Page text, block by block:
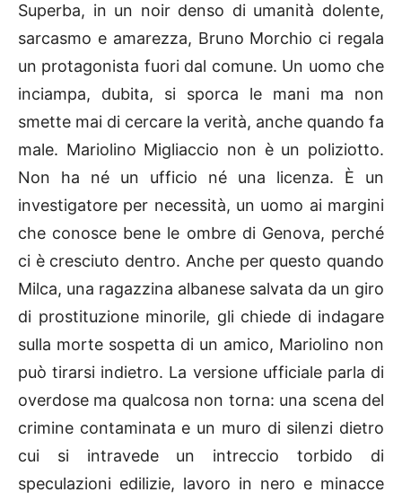
Superba, in un noir denso di umanità dolente,
sarcasmo e amarezza, Bruno Morchio ci regala
un protagonista fuori dal comune. Un uomo che
inciampa, dubita, si sporca le mani ma non
smette mai di cercare la verità, anche quando fa
male. Mariolino Migliaccio non è un poliziotto.
Non ha né un ufficio né una licenza. È un
investigatore per necessità, un uomo ai margini
che conosce bene le ombre di Genova, perché
ci è cresciuto dentro. Anche per questo quando
Milca, una ragazzina albanese salvata da un giro
di prostituzione minorile, gli chiede di indagare
sulla morte sospetta di un amico, Mariolino non
può tirarsi indietro. La versione ufficiale parla di
overdose ma qualcosa non torna: una scena del
crimine contaminata e un muro di silenzi dietro
cui si intravede un intreccio torbido di
speculazioni edilizie, lavoro in nero e minacce